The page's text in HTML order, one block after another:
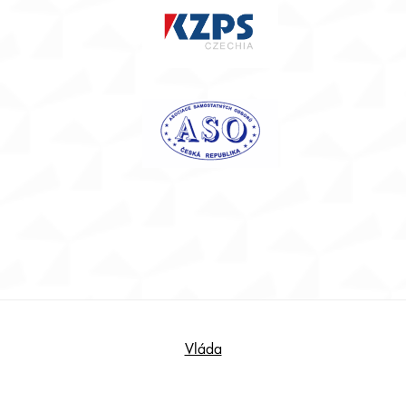
Vláda